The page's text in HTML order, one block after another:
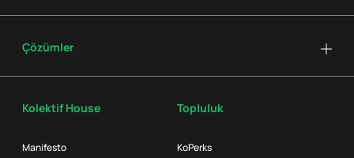
Kolektif House
Manifesto
Topluluk
KoPerks
Çözümler